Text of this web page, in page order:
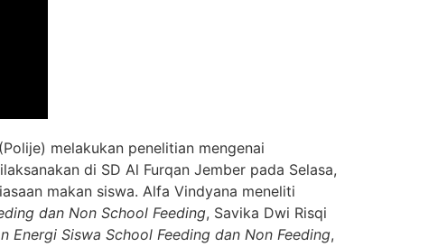
melakukan penelitian mengenai
di SD Al Furqan Jember pada Selasa,
makan siswa. Alfa Vindyana meneliti
dan Non School Feeding, Savika Dwi Risqi
Energi Siswa School Feeding dan Non Feeding,